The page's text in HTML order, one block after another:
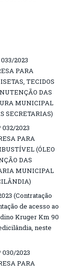
2023
PARA
TECIDOS
DAS
MUNICIPAL
SECRETARIAS)
032/2023
PARA
(ÓLEO
DAS
MUNICIPAL
(Contratação
de acesso ao
Kruger Km 90
neste
030/2023
PARA